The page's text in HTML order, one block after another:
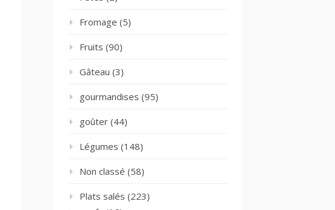
Fromage (5)
Fruits (90)
Gâteau (3)
gourmandises (95)
goûter (44)
Légumes (148)
Non classé (58)
Plats salés (223)